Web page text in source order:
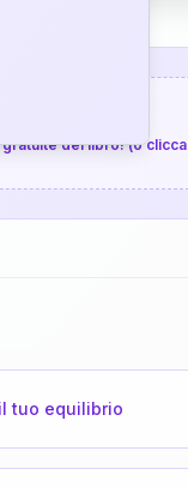
del libro! (o clicca
tuo equilibrio